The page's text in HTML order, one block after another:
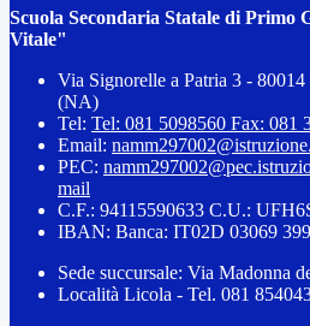
Scuola Secondaria Statale di Primo
Vitale"
Via Signorelle a Patria 3 -
(NA)
Tel: Tel: 081 5098560 Fax: 081
Email:
PEC:
mail
C.F.: 94115590633 C.U.:
IBAN: Banca: IT02D 03069
Sede succursale: Via Madonna
Località Licola - Tel. 081